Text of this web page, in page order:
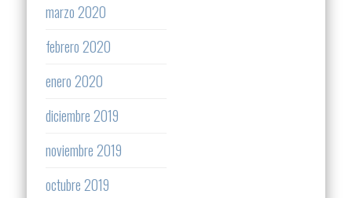
marzo 2020
febrero 2020
enero 2020
diciembre 2019
noviembre 2019
octubre 2019